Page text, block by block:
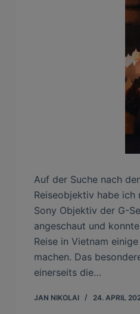
Auf der Suche nach
Reiseobjektiv habe ich
Sony Objektiv der G-
angeschaut und
Reise in Vietnam
machen. Das
einerseits die…
JAN NIKOLAI 24. APRIL